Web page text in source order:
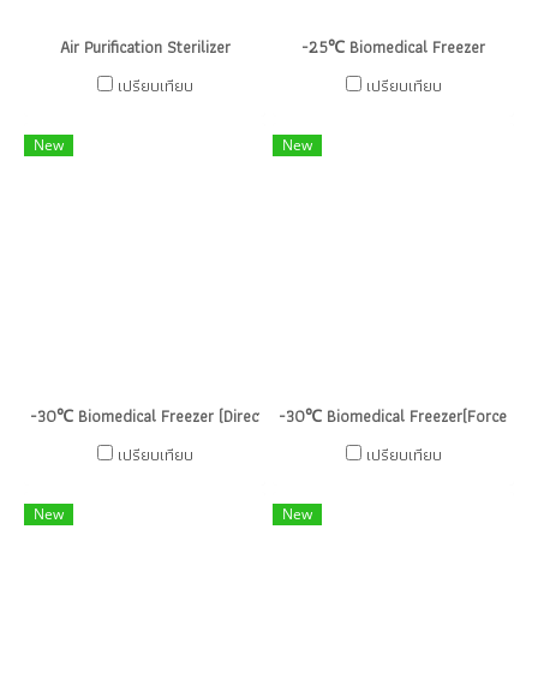
Air Purification Sterilizer
เปรียบเทียบ
-25℃ Biomedical Freezer
เปรียบเทียบ
New
-30℃ Biomedical Freezer (Direct Cooling)
เปรียบเทียบ
New
-30℃ Biomedical Freezer(Forced
เปรียบเทียบ
New New